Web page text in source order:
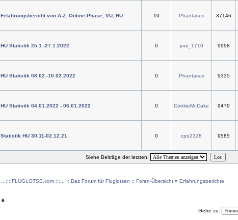
Erfahrungsbericht von A-Z: Online-Phase, VU, HU 10 Phantasos 37146
HU Statistik 25.1.-27.1.2022 0 joni_1710 9998
HU Statistik 08.02.-10.02.2022 0 Phantasos 9335
HU Statistik 04.01.2022 - 06.01.2022 0 CookieMcCake 9479
Statistik HU 30.11-02.12.21 0 cpo2328 9585
Siehe Beiträge der letzten:
...::: FLUGLOTSE.com :::... :: Das Forum für Fluglotsen :: Foren-Übersicht » Erfahrungsberichte
6
Gehe zu: